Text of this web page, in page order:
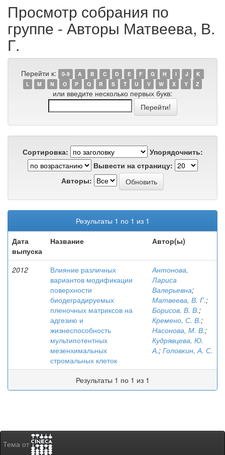
Просмотр собрания по
группе - Авторы Матвеева, В.
Г.
Перейти к: 0-9 A B C D E F G H I J
K
L
M N O P Q R S T U V W X Y Z
или введите несколько первых букв:
Сортировка:
Упорядочнить:
Вывести на страницу:
Авторы:
Результаты 1 по 1 из 1
Дата
выпуска
Название Автор(ы)
2012
Влияние различных
вариантов модификации
поверхности
биодеградируемых
пленочных матриксов на
адгезию и
жизнеспособность
мультипотентных
мезенхимальных
стромальных клеток
Антонова,
Лариса
Валерьевна;
Матвеева, В. Г.;
Борисов, В. В.;
Кремено, С. В.;
Насонова, М. В.;
Кудрявцева, Ю.
А.; Головкин, А. С.
Результаты 1 по 1 из 1
Тема от